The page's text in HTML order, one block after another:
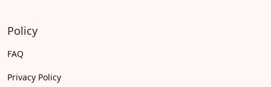
Policy
FAQ
Privacy Policy